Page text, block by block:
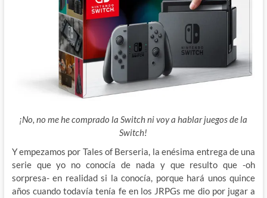
¡No, no me he comprado la Switch ni voy a hablar juegos de la
Switch!
Y empezamos por Tales of Berseria, la enésima entrega de una
serie que yo no conocía de nada y que resulto que -oh
sorpresa- en realidad si la conocía, porque hará unos quince
años cuando todavía tenía fe en los JRPGs me dio por jugar a